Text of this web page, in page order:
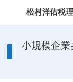
松村洋佑税
小規模企